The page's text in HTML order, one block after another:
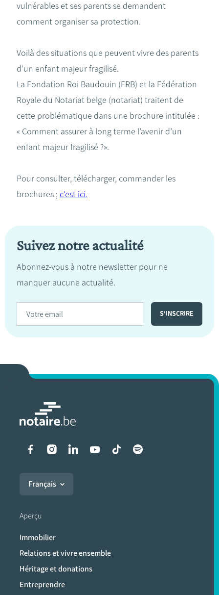
vulnérables et ses parents se demandent
comment organiser sa protection.
Voilà des situations que peuvent vivre des parents
d’un enfant majeur fragilisé.
La Fondation Roi Baudouin (FRB) et la Fédération
Royale du Notariat belge (notariat) traitent de
cette problématique dans une brochure intitulée :
« Comment assurer à long terme l’avenir d’un
enfant majeur fragilisé ?».
Pour consulter, télécharger, commander les
brochures ; c'est ici.
Suivez notre actualité
Abonnez-vous à notre newsletter pour ne
manquer aucune actualité.
Liens vers les réseaux
Français
Aperçu
Immobilier
Relations et vivre ensemble
Héritage et donations
Entreprendre